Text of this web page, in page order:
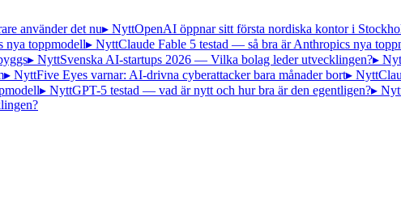
använder det nu▸ NyttOpenAI öppnar sitt första nordiska kontor i
nya toppmodell▸ NyttClaude Fable 5 testad — så bra är Anthropics nya
▸ NyttSvenska AI-startups 2026 — Vilka bolag leder utvecklingen?▸
▸ NyttFive Eyes varnar: AI-drivna cyberattacker bara månader bort▸ Nytt
▸ NyttGPT-5 testad — vad är nytt och hur bra är den egentligen?▸